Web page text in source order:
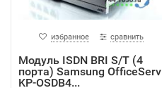
избранное сравнить
Модуль ISDN BRI S/T (4
порта) Samsung OfficeServ
KP-OSDB4...